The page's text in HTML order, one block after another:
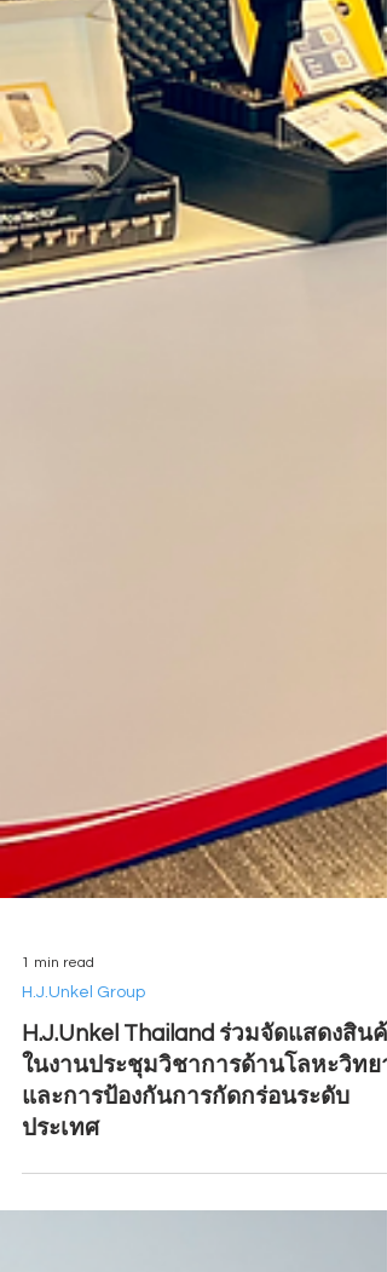
1 min read
H.J.Unkel Group
H.J.Unkel Thailand ร่วมจัดแสดงสินค้
ในงานประชุมวิชาการด้านโลหะวิทยา
และการป้องกันการกัดกร่อนระดับ